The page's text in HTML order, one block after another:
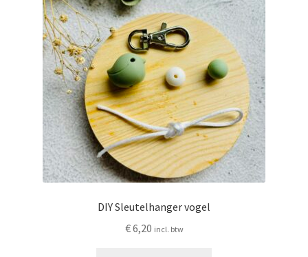
kan
gekozen
worden
op
de
productpagina
DIY Sleutelhanger vogel
€6,20 incl. btw